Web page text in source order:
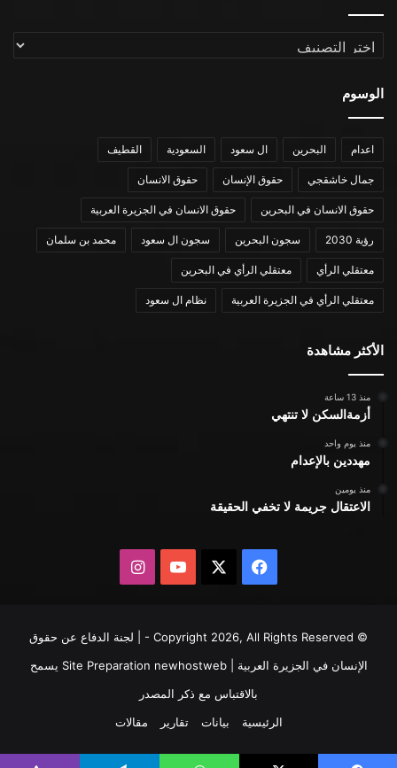
التصنيفات
الوسوم
اعدام البحرين ال سعود السعودية القطيف
جمال خاشقجي حقوق الإنسان حقوق الانسان
حقوق الانسان في البحرين حقوق الانسان في الجزيرة العربية
رؤية 2030 سجون البحرين سجون ال سعود محمد بن سلمان
معتقلي الرأي معتقلي الرأي في البحرين
معتقلي الرأي في الجزيرة العربية نظام ال سعود
الأكثر مشاهدة
منذ 13 ساعة
أزمةالسكن لا تنتهي
منذ يوم واحد
مهددين بالإعدام
منذ يومين
الاعتقال جريمة لا تخفي الحقيقة
فيسبوك يوتيوبانستقرام
© Copyright 2026, All Rights Reserved - | لجنة الدفاع عن حقوق
الإنسان في الجزيرة العربية | Site Preparationnewhostweb
يسمح
بالاقتباس مع ذكر المصدر
الرئيسية
بيانات تقارير مقالات